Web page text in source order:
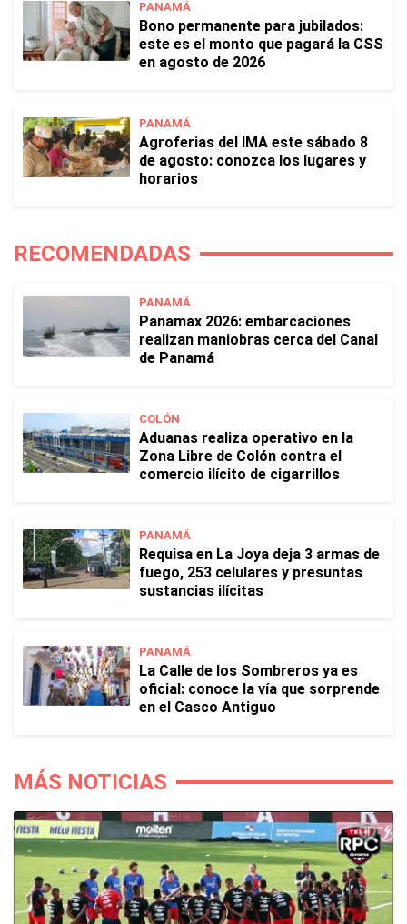
PANAMÁ
Bono permanente para jubilados:
este es el monto que pagará la CSS
en agosto de 2026
PANAMÁ
Agroferias del IMA este sábado 8
de agosto: conozca los lugares y
horarios
RECOMENDADAS
PANAMÁ
Panamax 2026: embarcaciones
realizan maniobras cerca del Canal
de Panamá
COLÓN
Aduanas realiza operativo en la
Zona Libre de Colón contra el
comercio ilícito de cigarrillos
PANAMÁ
Requisa en La Joya deja 3 armas de
fuego, 253 celulares y presuntas
sustancias ilícitas
PANAMÁ
La Calle de los Sombreros ya es
oficial: conoce la vía que sorprende
en el Casco Antiguo
MÁS NOTICIAS